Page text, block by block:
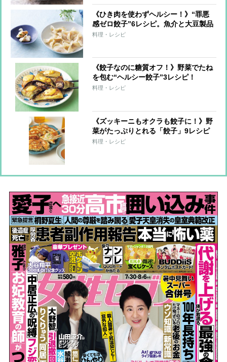
《ひき肉を使わずヘルシー！》“罪悪
感ゼロ餃子”6レシピ。魚介と大豆製品
で大満足！
料理・レシピ
《餃子なのに糖質オフ！》野菜でたね
を包む“ヘルシー餃子”3レシピ！
料理・レシピ
《ズッキーニもオクラも餃子に！》野
菜がたっぷりとれる「餃子」9レシピ
料理・レシピ